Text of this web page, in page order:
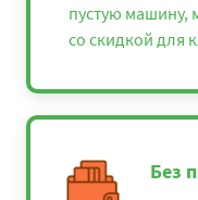
пустую машину,
со скидкой для
Без